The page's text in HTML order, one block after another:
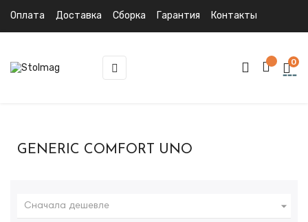
Оплата Доставка Сборка Гарантия Контакты
Toggle
navigation
☰ 0
GENERIC COMFORT UNO
Сначала дешевле 